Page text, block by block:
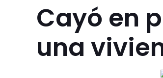
Cayó en
una